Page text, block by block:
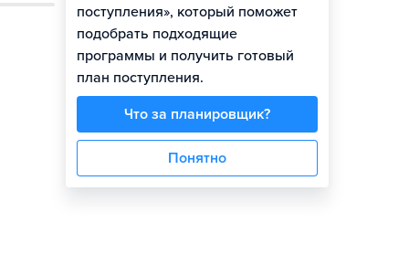
поступления», который поможет
подобрать подходящие
программы и получить готовый
план поступления.
Что за планировщик?
Понятно